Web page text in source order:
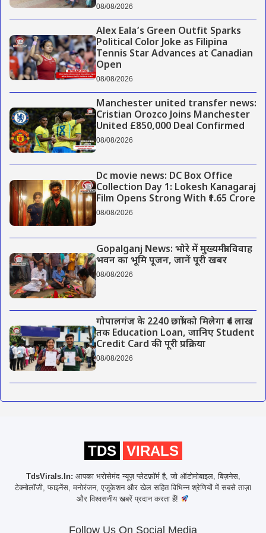
08/08/2026
Alex Eala’s Green Outfit Sparks
Political Color Joke as Filipina
Tennis Star Advances at Canadian
Open
08/08/2026
Manchester united transfer news:
Cristian Orozco Joins Manchester
United £850,000 Deal Confirmed
08/08/2026
Dc movie news: DC Box Office
Collection Day 1: Lokesh Kanagaraj
Film Opens Strong With ₹1.65 Crore
08/08/2026
Gopalganj News: भोरे में मुख्यमंत्री विवाह
भवन का भूमि पूजन, जानें पूरी खबर
08/08/2026
गोपालगंज के 2240 छात्रों को मिलेगा ₹4 लाख
तक Education Loan, जानिए Student
Credit Card की पूरी प्रक्रिया
08/08/2026
TDS VIRALS
TdsVirals.In: आपका भरोसेमंद न्यूज़ प्लेटफ़ॉर्म है, जो ऑटोमोबाइल, बिज़नेस,
टेक्नोलॉजी, फाइनेंस, मनोरंजन, एजुकेशन और खेल सहित विभिन्न श्रेणियों में सबसे ताज़ा
और विश्वसनीय खबरें प्रदान करता हैं!
Follow Us On Social Media